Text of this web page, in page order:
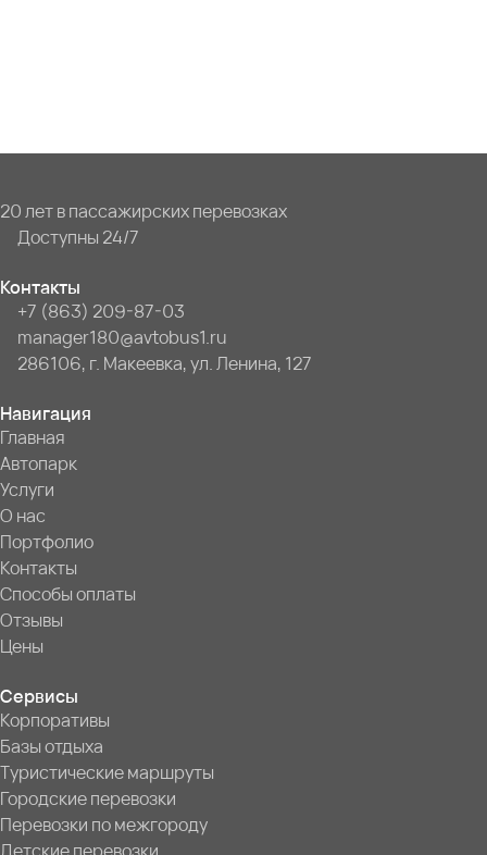
20 лет в пассажирских перевозках
Доступны 24/7
Контакты
+7 (863) 209-87-03
manager180@avtobus1.ru
286106, г. Макеевка, ул. Ленина, 127
Навигация
Главная
Автопарк
Услуги
О нас
Портфолио
Контакты
Способы оплаты
Отзывы
Цены
Сервисы
Корпоративы
Базы отдыха
Туристические маршруты
Городские перевозки
Перевозки по межгороду